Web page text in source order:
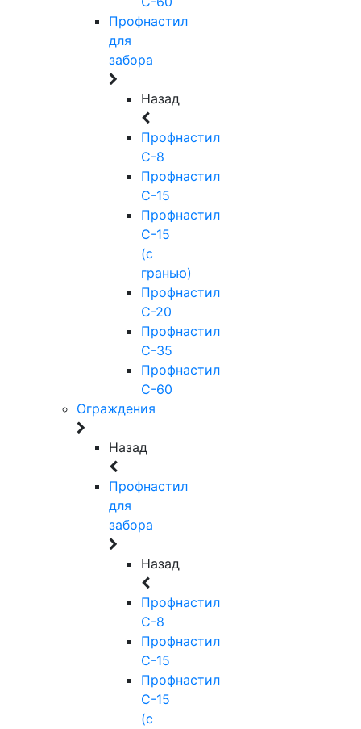
Профнастил
для
забора
Назад
Профнастил
С-8
Профнастил
С-15
Профнастил
С-15
(с
гранью)
Профнастил
С-20
Профнастил
С-35
Профнастил
С-60
Ограждения
Назад
Профнастил
для
забора
Назад
Профнастил
С-8
Профнастил
С-15
Профнастил
С-15
(с